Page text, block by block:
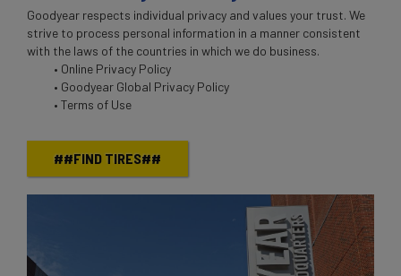
Goodyear respects individual privacy and values your trust. We
strive to process personal information in a manner consistent
with the laws of the countries in which we do business.
• Online Privacy Policy
• Goodyear Global Privacy Policy
• Terms of Use
##FIND TIRES##